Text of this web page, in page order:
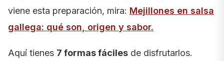
viene esta preparación, mira: Mejillones en salsa
gallega: qué son, origen y sabor.
Aquí tienes 7 formas fáciles de disfrutarlos.